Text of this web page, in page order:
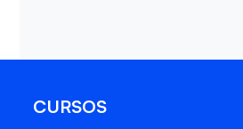
CURSOS